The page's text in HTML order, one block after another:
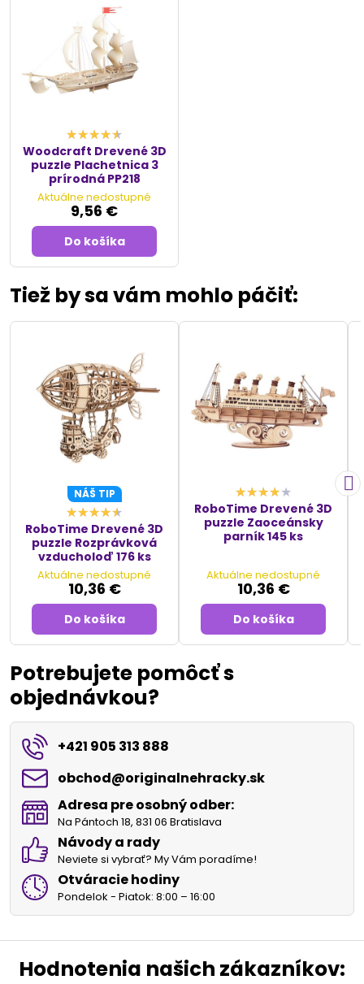
Woodcraft Drevené 3D
puzzle Plachetnica 3
prírodná PP218
Aktuálne nedostupné
9,56 €
Do košíka
Tiež by sa vám mohlo páčiť:
NÁŠ TIP
RoboTime Drevené 3D
puzzle Rozprávková
vzducholoď 176 ks
Aktuálne nedostupné
10,36 €
Do košíka
RoboTime Drevené 3D
puzzle Zaoceánsky
parník 145 ks
Aktuálne nedostupné
10,36 €
Do košíka
Potrebujete pomôcť s
objednávkou?
+421 905 313 888
obchod​@originalnehracky​.sk
Adresa pre osobný odber:
Na Pántoch 18, 831 06 Bratislava
Návody a rady
Neviete si vybrať? My Vám poradíme!
Otváracie hodiny
Pondelok - Piatok: 8:00 – 16:00
Hodnotenia našich zákazníkov: